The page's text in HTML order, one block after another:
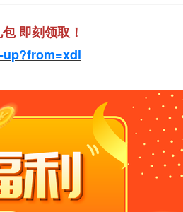
即刻领取 ！